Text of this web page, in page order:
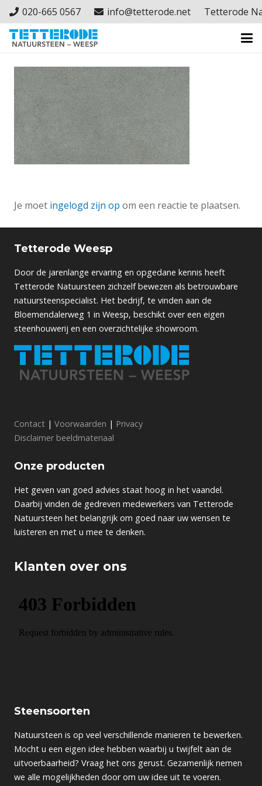
020-665 0567 info@tetterode.net Tetterode
Je moet ingelogd zijn op om een reactie te plaatsen.
Tetterode Weesp
Door de jarenlange ervaring en opgedane kennis heeft
Tetterode Natuursteen zichzelf bewezen als betrouwbare
natuursteenspecialist. Het bedrijf, te vinden aan de
Bloemendalerweg 1 in Weesp, beschikt over een eigen
steenhouwerij en een overzichtelijke showroom.
Contact | Voorwaarden | Privacy
Disclaimer beeldmateriaal
Onze producten
Het geven van goed advies staat hoog in het vaandel.
Daarbij vinden de gedreven medewerkers van Tetterode
Natuursteen het belangrijk om goed naar uw wensen te
luisteren en met u mee te denken.
Klanten over ons
Steensoorten
Natuursteen is op veel verschillende manieren te bewerken.
Mocht u een eigen idee hebben waarbij u twijfelt aan de
uitvoerbaarheid? Vraag het ons gerust. Gezamenlijk nemen
we alle mogelijkheden door om uw idee uit te voeren.